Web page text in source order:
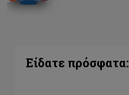
Είδατε πρόσφατα: